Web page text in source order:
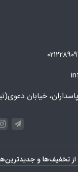
خیابان
از تخفیف‌ها و